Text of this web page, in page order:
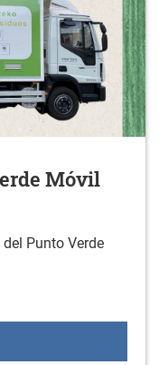
Móvil
Punto Verde
del Punto